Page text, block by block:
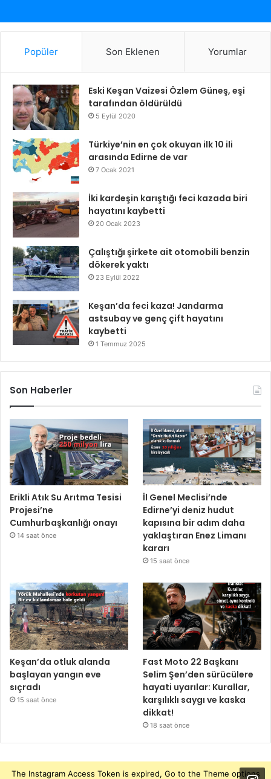
Popüler Son Eklenen Yorumlar
Eski Keşan Vaizesi Özlem Güneş, eşi
tarafından öldürüldü
5 Eylül 2020
Türkiye’nin en çok okuyan ilk 10 ili
arasında Edirne de var
7 Ocak 2021
İki kardeşin karıştığı feci kazada biri
hayatını kaybetti
20 Ocak 2023
Çalıştığı şirkete ait otomobili benzin
dökerek yaktı
23 Eylül 2022
Keşan’da feci kaza! Jandarma
astsubay ve genç çift hayatını
kaybetti
1 Temmuz 2025
Son Haberler
Erikli Atık Su Arıtma Tesisi
Projesi’ne
Cumhurbaşkanlığı onayı
14 saat önce
İl Genel Meclisi’nde
Edirne’yi deniz hudut
kapısına bir adım daha
yaklaştıran Enez Limanı
kararı
15 saat önce
Keşan’da otluk alanda
başlayan yangın eve
sıçradı
15 saat önce
Fast Moto 22 Başkanı
Selim Şen’den sürücülere
hayati uyarılar: Kurallar,
karşılıklı saygı ve kaska
dikkat!
18 saat önce
The Instagram Access Token is expired, Go to the Theme options